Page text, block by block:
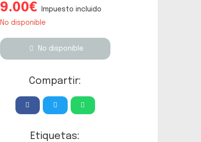
9.00€
Impuesto incluido
No disponible
No disponible
Compartir:
Etiquetas: